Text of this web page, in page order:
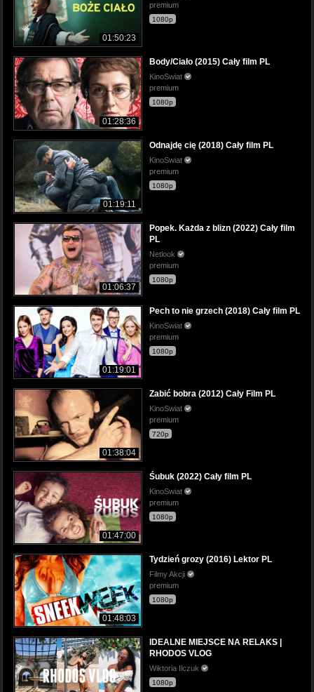
01:50:23
premium
1080p
01:28:36
Body/Ciało (2015) Cały film PL
KinoSwiat
premium
1080p
01:19:11
Odnajdę cię (2018) Cały film PL
KinoSwiat
premium
1080p
01:06:37
Popek. Każda z blizn (2022) Cały film
PL
Netlook
premium
1080p
01:19:01
Pech to nie grzech (2018) Cały film PL
KinoSwiat
premium
1080p
01:38:04
Zabić bobra (2012) Cały Film PL
KinoSwiat
premium
720p
01:47:00
Śubuk (2022) Cały film PL
KinoSwiat
premium
1080p
01:48:03
Tydzień grozy (2016) Lektor PL
Filmy Akcji
premium
1080p
IDEALNE MIEJSCE NA RELAKS |
RHODOS VLOG
Wiktoria Ilczuk
1080p